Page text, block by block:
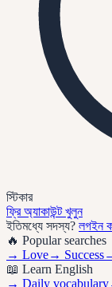
স্টিকার
ফ্রি অ্যাকাউন্ট খুলুন
ইতিমধ্যে সদস্য? লগইন
🔥 Popular searches
→ Love→ Success
📖 Learn English
→ Daily vocabulary